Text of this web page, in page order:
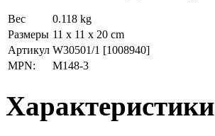
Вес
0.118 kg
Размеры 11 x 11 x 20 cm
Артикул W30501/1 [1008940]
MPN:
M148-3
Характеристики